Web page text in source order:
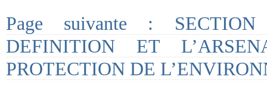
Page suivante : SECTION
DEFINITION ET
PROTECTION DE